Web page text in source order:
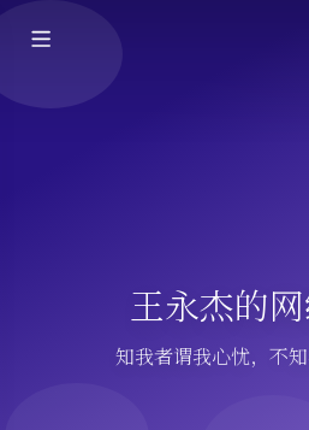
王永杰的
知我者谓我心忧，不